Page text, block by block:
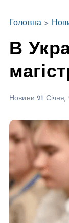
Головна >
В
Новини 21